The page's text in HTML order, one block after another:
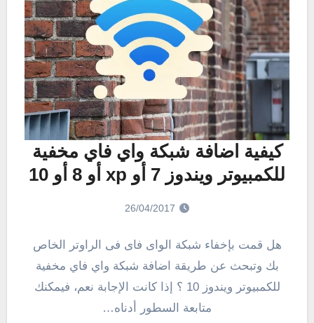
كيفية اضافة شبكة واي فاي مخفية
للكمبيوتر ويندوز 7 أو xp أو 8 أو 10
26/04/2017
هل قمت بإخفاء شبكة الواى فاى فى الراوتر الخاص
بك وتبحث عن طريقة اضافة شبكة واي فاي مخفية
للكمبيوتر ويندوز 10 ؟ إذا كانت الإجابة نعم، فيمكنك
متابعة السطور أدناه…